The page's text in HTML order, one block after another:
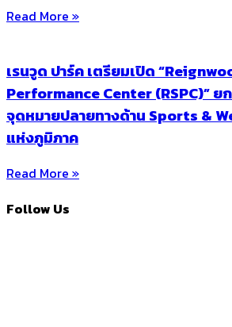
Read More »
เรนวูด ปาร์ค เตรียมเปิด
Performance Center (RSPC)” ย
จุดหมายปลายทางด้าน Sports &
แห่งภูมิภาค
Read More »
Follow Us